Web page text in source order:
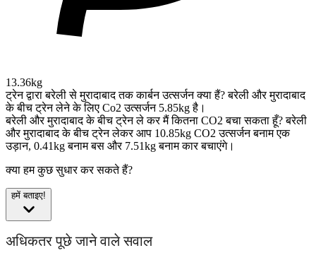
13.36kg
ट्रेन द्वारा बरेली से मुरादाबाद तक कार्बन उत्सर्जन क्या हैं? बरेली और मुरादाबाद
के बीच ट्रेन लेने के लिए Co2 उत्सर्जन 5.85kg है।
बरेली और मुरादाबाद के बीच ट्रेन ले कर मैं कितना CO2 बचा सकता हूँ? बरेली
और मुरादाबाद के बीच ट्रेन लेकर आप 10.85kg CO2 उत्सर्जन बनाम एक
उड़ान, 0.41kg बनाम बस और 7.51kg बनाम कार बचाएंगे।
क्या हम कुछ सुधार कर सकते हैं?
हमें बताइए!
अधिकतर पूछे जाने वाले सवाल